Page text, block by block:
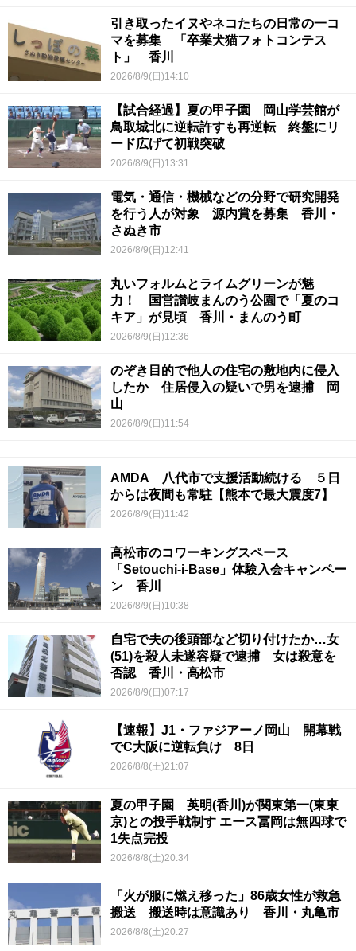
引き取ったイヌやネコたちの日常の一コ
マを募集 「卒業犬猫フォトコンテス
ト」 香川
2026/8/9(日)14:10
【試合経過】夏の甲子園 岡山学芸館が
鳥取城北に逆転許すも再逆転 終盤にリ
ード広げて初戦突破
2026/8/9(日)13:31
電気・通信・機械などの分野で研究開発
を行う人が対象 源内賞を募集 香川・
さぬき市
2026/8/9(日)12:41
丸いフォルムとライムグリーンが魅
力！ 国営讃岐まんのう公園で「夏のコ
キア」が見頃 香川・まんのう町
2026/8/9(日)12:36
のぞき目的で他人の住宅の敷地内に侵入
したか 住居侵入の疑いで男を逮捕 岡
山
2026/8/9(日)11:54
AMDA 八代市で支援活動続ける ５日
からは夜間も常駐【熊本で最大震度7】
2026/8/9(日)11:42
高松市のコワーキングスペース
「Setouchi-i-Base」体験入会キャンペー
ン 香川
2026/8/9(日)10:38
自宅で夫の後頭部など切り付けたか…女
(51)を殺人未遂容疑で逮捕 女は殺意を
否認 香川・高松市
2026/8/9(日)07:17
【速報】J1・ファジアーノ岡山 開幕戦
でC大阪に逆転負け 8日
2026/8/8(土)21:07
夏の甲子園 英明(香川)が関東第一(東東
京)との投手戦制す エース冨岡は無四球で
1失点完投
2026/8/8(土)20:34
「火が服に燃え移った」86歳女性が救急
搬送 搬送時は意識あり 香川・丸亀市
2026/8/8(土)20:27